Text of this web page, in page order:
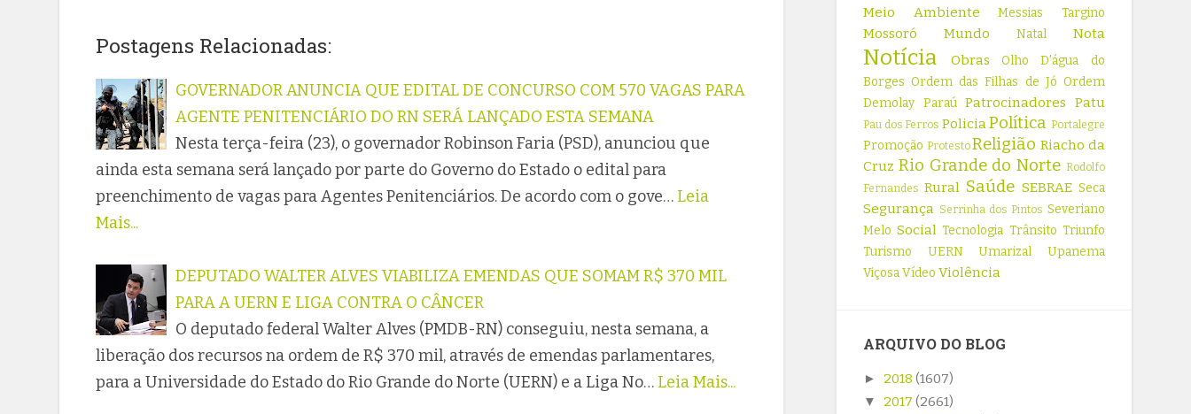
Postagens Relacionadas:
GOVERNADOR ANUNCIA QUE EDITAL DE CONCURSO COM 570 VAGAS PARA
AGENTE PENITENCIÁRIO DO RN SERÁ LANÇADO ESTA SEMANA
Nesta terça-feira (23), o governador Robinson Faria (PSD), anunciou que
ainda esta semana será lançado por parte do Governo do Estado o edital para
preenchimento de vagas para Agentes Penitenciários. De acordo com o gove… Leia
Mais...
DEPUTADO WALTER ALVES VIABILIZA EMENDAS QUE SOMAM R$ 370 MIL
PARA A UERN E LIGA CONTRA O CÂNCER
O deputado federal Walter Alves (PMDB-RN) conseguiu, nesta semana, a
liberação dos recursos na ordem de R$ 370 mil, através de emendas parlamentares,
para a Universidade do Estado do Rio Grande do Norte (UERN) e a Liga No… Leia Mais...
Meio Ambiente Messias Targino
Mossoró Mundo Natal Nota
Notícia Obras
Olho D'água do
Borges Ordem das Filhas de Jó Ordem
Demolay Paraú Patrocinadores Patu
Pau dos Ferros PoliciaPolítica Portalegre
Promoção ProtestoReligião Riacho da
Cruz Rio Grande do Norte Rodolfo
Fernandes Rural Saúde SEBRAE Seca
Segurança Serrinha dos Pintos Severiano
Melo Social Tecnologia Trânsito Triunfo
Turismo
UERN Umarizal
Upanema
ViçosaVídeo Violência
ARQUIVO DO BLOG
► 2018(1607)
▼ 2017(2661)